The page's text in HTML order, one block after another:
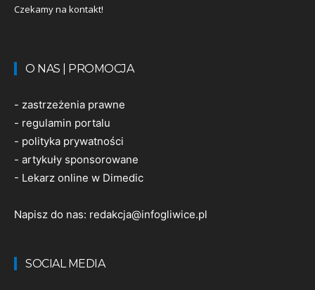
Czekamy na kontakt!
O NAS | PROMOCJA
- zastrzeżenia prawne
- regulamin portalu
- polityka prywatności
- artykuły sponsorowane
- Lekarz online w Dimedic
Napisz do nas: redakcja@infogliwice.pl
SOCIAL MEDIA